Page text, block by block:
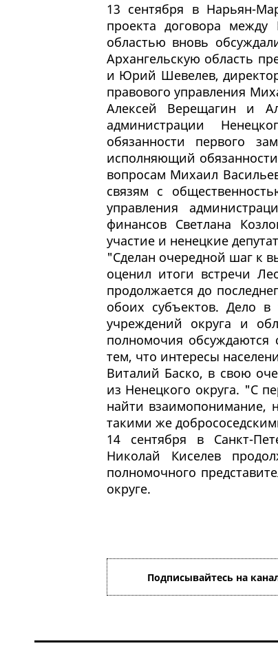
13 сентября в Нарьян-
проекта договора
областью вновь
Архангельскую область
и Юрий Шевелев,
правового управления
Алексей Верещагин и
администрации
обязанности первого
исполняющий
вопросам Михаил
связям с
управления
финансов Светлана
участие и ненецкие
"Сделан очередной шаг к
оценил итоги встречи
продолжается до
обоих субъектов. Дело
учреждений округа и
полномочия
тем, что интересы
Виталий Баско, в свою
из Ненецкого округа. "С
найти взаимопонимание,
такими же
14 сентября в Санкт-
Николай Киселев
полномочного
округе.
Подписывайтесь на